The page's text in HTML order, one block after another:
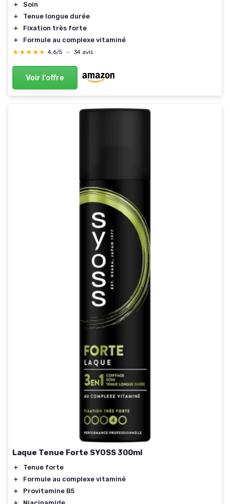
＋
Soin
＋
Tenue longue durée
＋
Fixation très forte
＋
Formule au complexe vitaminé
★★★★★
★★★★★ 4,6/5 — 34 avis
Voir l'offre
Laque Tenue Forte SYOSS 300ml
＋
Tenue forte
＋
Formule au complexe vitaminé
＋
Provitamine B5